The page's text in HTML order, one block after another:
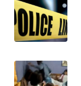
WN
SULBAR
BABEL